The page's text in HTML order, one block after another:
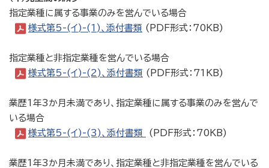
指定業種に属する事業のみを営んでいる場合
様式第5-(イ)-(1)、添付書類 (PDF形式：70KB)
指定業種と非指定業種を営んでいる場合
様式第5-(イ)-(2)、添付書類 (PDF形式：71KB)
業歴1年3か月未満であり、指定業種に属する事業のみを営んで
いる場合
様式第5-(イ)-(3)、添付書類
(PDF形式：70KB)
業歴1年3か月未満であり、指定業種と非指定業種を営んでいる